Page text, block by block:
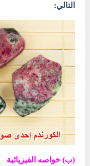
التالي:
(ب) خواصه الفيزيائية